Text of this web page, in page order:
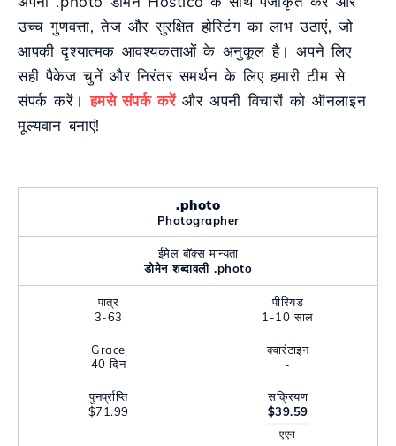
उच्च गुणवत्ता, तेज और सुरक्षित होस्टिंग का लाभ उठाएं, जो
आपकी दृश्यात्मक आवश्यकताओं के अनुकूल है। अपने लिए
सही पैकेज चुनें और निरंतर समर्थन के लिए हमारी टीम से
संपर्क करें।हमसे संपर्क करेंऔर अपनी विचारों को ऑनलाइन
मूल्यवान बनाएं!
.photo
Photographer
ईमेल बॉक्स मान्यता
डोमेन शब्दावली .photo
पात्र
3-63
पीरियड
1-10 साल
Grace
40 दिन
क्वारंटाइन
-
पुनर्प्राप्ति
$71.99
सक्रियण
$39.59
एएन